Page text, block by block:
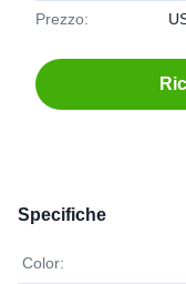
Prezzo:
Specifiche
Color: